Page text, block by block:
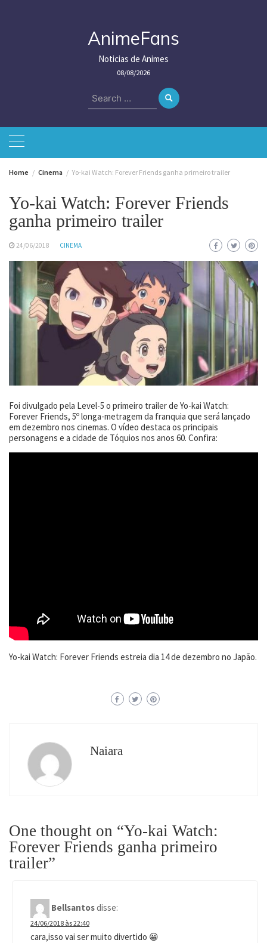
AnimeFans
Noticias de Animes
08/08/2026
Search
for:
Home Cinema Yo-kai Watch: Forever Friends ganha primeiro trailer
Yo-kai Watch: Forever Friends
ganha primeiro trailer
24/06/2018 CINEMA
Foi divulgado pela Level-5 o primeiro trailer de Yo-kai Watch:
Forever Friends, 5º longa-metragem da franquia que será lançado
em dezembro nos cinemas. O vídeo destaca os principais
personagens e a cidade de Tóquios nos anos 60. Confira:
Yo-kai Watch: Forever Friends estreia dia 14 de dezembro no Japão.
Naiara
One thought on “Yo-kai Watch:
Forever Friends ganha primeiro
trailer”
Bellsantosdisse:
24/06/2018 às 22:40
cara,isso vai ser muito divertido 😀